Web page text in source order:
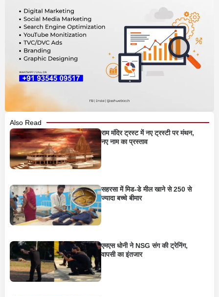
Also Read
राम मंदिर ट्रस्ट में नए ट्रस्टी पर मंथन,
नए नाम का प्रस्ताव
सहरसा में मिड-डे मील खाने से 250 से
ज्यादा बच्चे बीमार
एमएस धोनी ने NSG संग की ट्रेनिंग,
वापसी का इंतजार